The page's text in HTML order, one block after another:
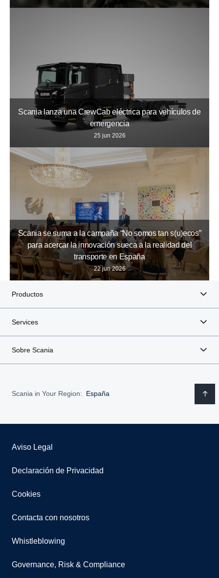
Scania lanza una CrewCab eléctrica para vehículos de
emergencia
25 jun 2026
Scania se suma a la campaña “No somos tan s(u)ecos”
para acercar la innovación sueca a la realidad del
transporte en España
22 jun 2026
Productos
Services
Sobre Scania
Scania in Your Region: España
Aviso Legal
Declaración de Privacidad
Cookies
Contacta con nosotros
Whistleblowing
Governance, Risk & Compliance